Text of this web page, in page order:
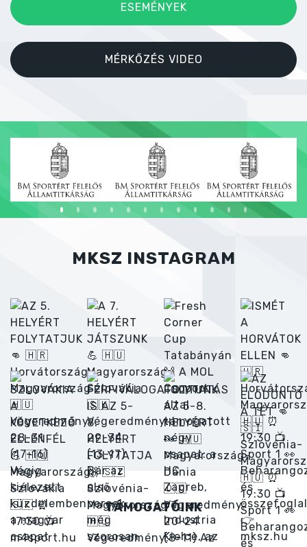
ESEMÉNYEK
MÉRKŐZÉS VIDEO
MKSZ INSTAGRAM
TÁMOGATÓINK